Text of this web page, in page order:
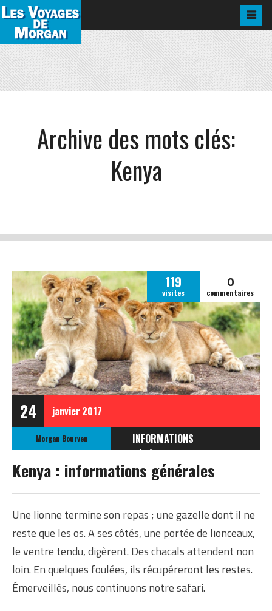
Archive des mots clés:
Kenya
24 janvier 2017
119
visites
0
commentaires
Morgan Bourven
INFORMATIONS
INFORMATIONS
GÉNÉRALES SUR LE
KENYA
Kenya : informations générales
Une lionne termine son repas ; une gazelle dont il ne
reste que les os. A ses côtés, une portée de lionceaux,
le ventre tendu, digèrent. Des chacals attendent non
loin. En quelques foulées, ils récupéreront les restes.
Émerveillés, nous continuons notre safari.